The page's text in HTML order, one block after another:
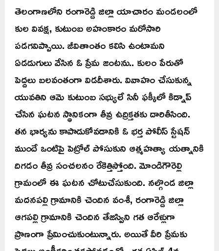
తెలంగాణలోని రంగారెడ్డి జిల్లా యాచారం మండలంలో
కుల వివక్ష, కుటుంబ అహంకారం మరోసారి
పడగవిప్పాయి. జీవితాంతం కలిసి ఉంటామని
ఏడడుగులు వేసిన ఓ ప్రేమ జంటను.. కులం పేరుతో
పెద్దలు బలవంతంగా విడదీశారు. వివాహం చేసుకున్న
యువతిని ఆమె కుటుంబ సభ్యులే సినీ ఫక్కీలో కిడ్నాప్
చేసిన ఘటన స్థానికంగా తీవ్ర ఉద్రిక్తతకు దారితీసింది.
తన భార్యను కాపాడుకోవడానికి ఓ భర్త పోలీస్ స్టేషన్
ముందే ఒంటిపై పెట్రోల్ పోసుకుని ఆత్మహత్యా యత్నానికి
దిగడం తీవ్ర సంచలనం రేకెత్తిస్తోంది. మోండిగౌరెల్లి
గ్రామంలో ఈ ఘటన చోటుచేసుకుంది. నల్గొండ జిల్లా
మదనపల్లి గ్రామానికి చెందిన వంశీ, రంగారెడ్డి జిల్లా
ఆగపల్లి గ్రామానికి చెందిన తేజస్విని గత ఆరేళ్లుగా
ప్రాణంగా ప్రేమించుకుంటున్నారు. అయితే వీరి ప్రేమకు